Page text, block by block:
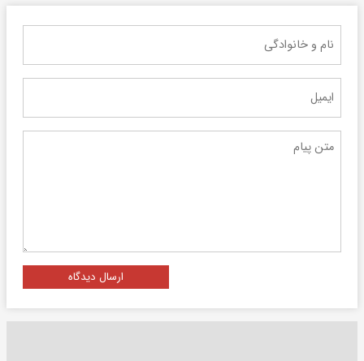
ارسال دیدگاه